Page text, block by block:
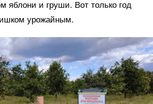
яблони и груши. Вот только год
урожайным.